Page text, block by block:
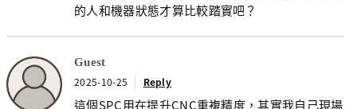
的人和機器狀態才算比較踏實吧？
Guest
2025-10-25 Reply
這個SPC用在提升CNC重複精度，其實我自己現場